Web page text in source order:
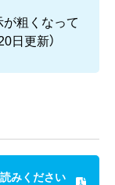
粗くなって
日更新）
みください